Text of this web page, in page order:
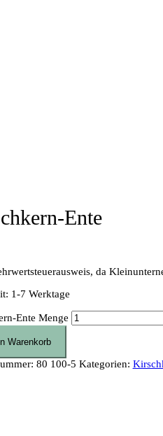
Ente
da
1-7 Werktage
Ente Menge
Warenkorb
80 100-5 Kategorien: